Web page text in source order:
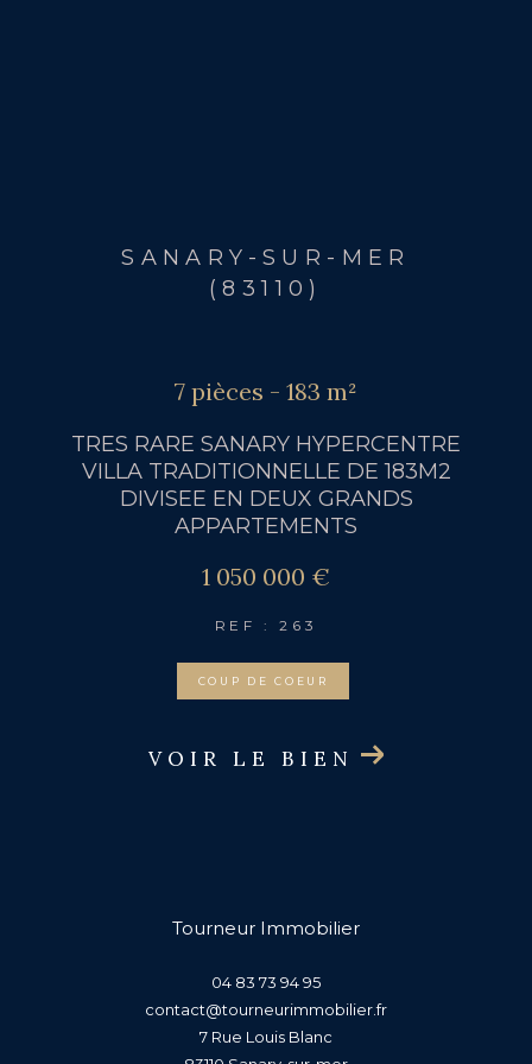
SANARY-SUR-MER
(83110)
7 pièces - 183 m²
TRES RARE SANARY HYPERCENTRE
VILLA TRADITIONNELLE DE 183M2
DIVISEE EN DEUX GRANDS
APPARTEMENTS
1 050 000 €
REF : 263
COUP DE COEUR
VOIR LE BIEN
Tourneur Immobilier
04 83 73 94 95
contact@tourneurimmobilier.fr
7 Rue Louis Blanc